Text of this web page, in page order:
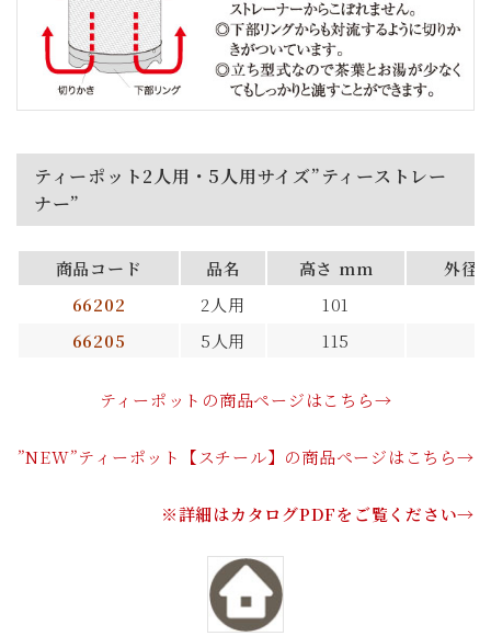
ティーポット2人用・5人用サイズ”ティーストレー
ナー”
商品コード 品名 高さ mm
外径
66202
2人用 101
66205
5人用 115
ティーポットの商品ページはこちら→
”NEW”ティーポット【スチール】の商品ページはこちら→
※詳細はカタログPDFをご覧ください→